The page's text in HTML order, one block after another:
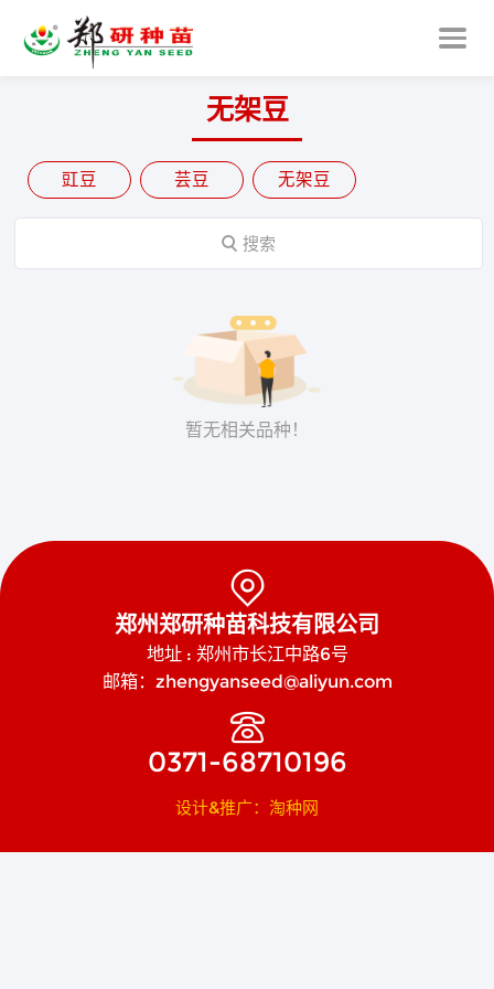
无架豆
豇豆 芸豆 无架豆
 搜索
暂无相关品种！

郑州郑研种苗科技有限公司
地址 : 郑州市长江中路6号
邮箱：zhengyanseed@aliyun.com

0371-68710196
设计&推广：淘种网